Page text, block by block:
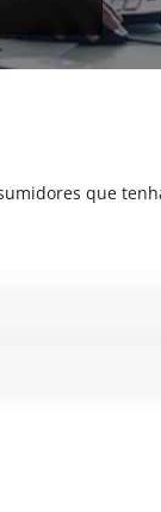
que